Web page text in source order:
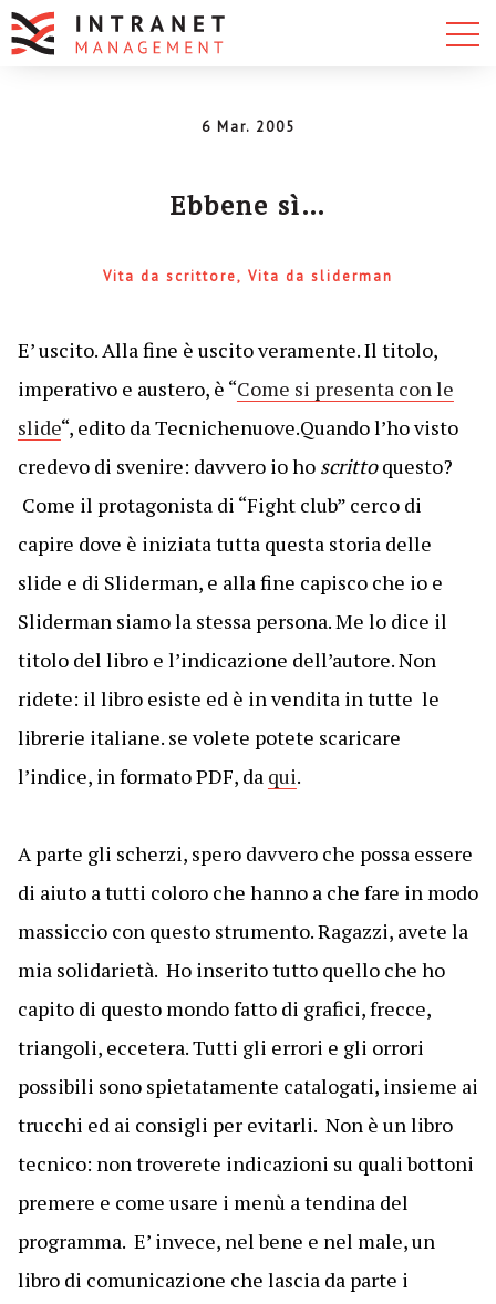
6 Mar. 2005
Ebbene sì…
Vita da scrittore Vita da sliderman
E’ uscito. Alla fine è uscito veramente. Il titolo,
imperativo e austero, è “Come si presenta con le
slide“, edito da Tecnichenuove.Quando l’ho visto
credevo di svenire: davvero io ho scrittoquesto?
Come il protagonista di “Fight club” cerco di
capire dove è iniziata tutta questa storia delle
slide e di Sliderman, e alla fine capisco che io e
Sliderman siamo la stessa persona. Me lo dice il
titolo del libro e l’indicazione dell’autore. Non
ridete: il libro esiste ed è in vendita in tutte le
librerie italiane. se volete potete scaricare
l’indice, in formato PDF, da qui.
A parte gli scherzi, spero davvero che possa essere
di aiuto a tutti coloro che hanno a che fare in modo
massiccio con questo strumento. Ragazzi, avete la
mia solidarietà. Ho inserito tutto quello che ho
capito di questo mondo fatto di grafici, frecce,
triangoli, eccetera. Tutti gli errori e gli orrori
possibili sono spietatamente catalogati, insieme ai
trucchi ed ai consigli per evitarli. Non è un libro
tecnico: non troverete indicazioni su quali bottoni
premere e come usare i menù a tendina del
programma. E’ invece, nel bene e nel male, un
libro di comunicazione che lascia da parte i